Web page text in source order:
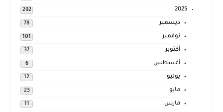
2025
292
ديسمبر 78
نوفمبر 101
أكتوبر 37
أغسطس 6
يوليو 12
مايو 23
مارس 11